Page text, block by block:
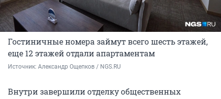
Гостиничные номера займут всего шесть этажей,
еще 12 этажей отдали апартаментам
Источник: Александр Ощепков / NGS.RU
Внутри завершили отделку общественных